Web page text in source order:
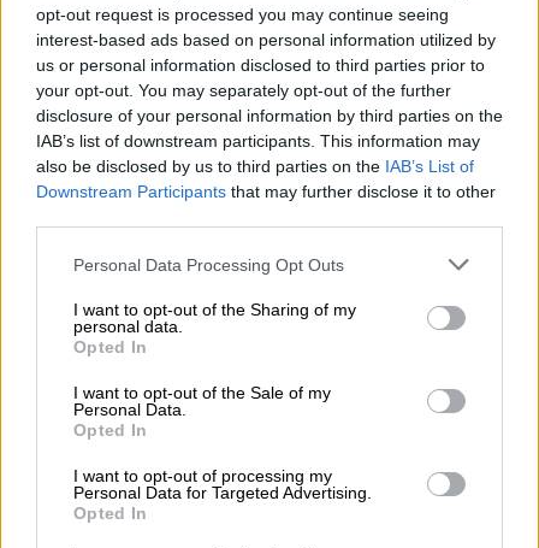
opt-out request is processed you may continue seeing
interest-based ads based on personal information utilized by
us or personal information disclosed to third parties prior to
your opt-out. You may separately opt-out of the further
disclosure of your personal information by third parties on the
IAB’s list of downstream participants. This information may
also be disclosed by us to third parties on the IAB’s List of
Downstream Participants that may further disclose it to other
Please note that this website/app uses one or more Google
not limited to your visit or usage behaviour. You may click to
grant or deny consent to Google and its third-party tags to
use your data for below specified purposes in below Google
consent section.
Personal Data Processing Opt Outs
I want to opt-out of the Sharing of my
personal data.
Opted In
I want to opt-out of the Sale of my
Personal Data.
Opted In
I want to opt-out of processing my
Personal Data for Targeted Advertising.
Opted In
Σινεμά|23.09.2024 18:46
Στα σκαριά ήδη ο «Μονομάχος 3»
Πριν καλά-καλά κυκλοφορήσει η δεύτερη
ταινία